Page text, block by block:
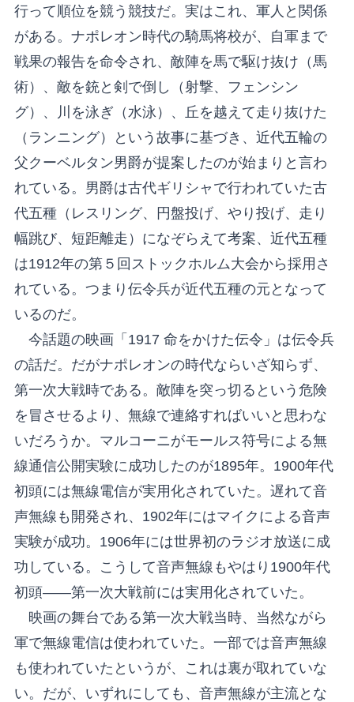
行って順位を競う競技だ。実はこれ、軍人と関係
がある。ナポレオン時代の騎馬将校が、自軍まで
戦果の報告を命令され、敵陣を馬で駆け抜け（馬
術）、敵を銃と剣で倒し（射撃、フェンシン
グ）、川を泳ぎ（水泳）、丘を越えて走り抜けた
（ランニング）という故事に基づき、近代五輪の
父クーベルタン男爵が提案したのが始まりと言わ
れている。男爵は古代ギリシャで行われていた古
代五種（レスリング、円盤投げ、やり投げ、走り
幅跳び、短距離走）になぞらえて考案、近代五種
は1912年の第５回ストックホルム大会から採用さ
れている。つまり伝令兵が近代五種の元となって
いるのだ。
今話題の映画「1917 命をかけた伝令」は伝令兵
の話だ。だがナポレオンの時代ならいざ知らず、
第一次大戦時である。敵陣を突っ切るという危険
を冒させるより、無線で連絡すればいいと思わな
いだろうか。マルコーニがモールス符号による無
線通信公開実験に成功したのが1895年。1900年代
初頭には無線電信が実用化されていた。遅れて音
声無線も開発され、1902年にはマイクによる音声
実験が成功。1906年には世界初のラジオ放送に成
功している。こうして音声無線もやはり1900年代
初頭――第一次大戦前には実用化されていた。
映画の舞台である第一次大戦当時、当然ながら
軍で無線電信は使われていた。一部では音声無線
も使われていたというが、これは裏が取れていな
い。だが、いずれにしても、音声無線が主流とな